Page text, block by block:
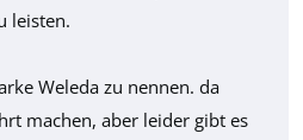
leisten.
Weleda zu nennen. da
machen, aber leider gibt es